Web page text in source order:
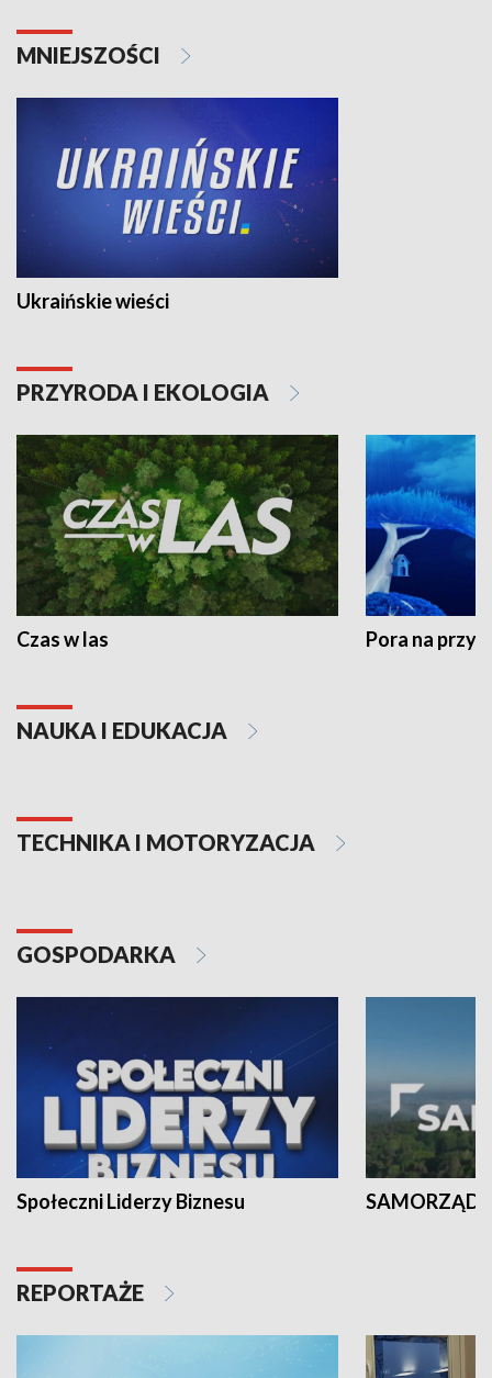
MNIEJSZOŚCI
Ukraińskie wieści
PRZYRODA I EKOLOGIA
Czas w las Pora na
NAUKA I EDUKACJA
TECHNIKA I MOTORYZACJA
GOSPODARKA
Społeczni Liderzy Biznesu SAMORZĄD
REPORTAŻE